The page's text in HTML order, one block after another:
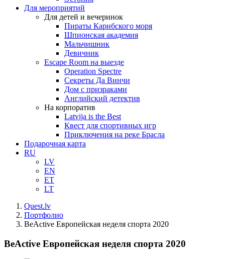
Для мероприятий
Для детей и вечеринок
Пираты Карибского моря
Шпионская академия
Мальчишник
Девичник
Escape Room на выезде
Operation Spectre
Секреты Да Винчи
Дом с призраками
Английский детектив
На корпоратив
Latvija is the Best
Квест для спортивных игр
Приключения на реке Брасла
Подарочная карта
RU
LV
EN
ET
LT
Quest.lv
Портфолио
BeActive Европейская неделя спорта 2020
BeActive Европейская неделя спорта 2020